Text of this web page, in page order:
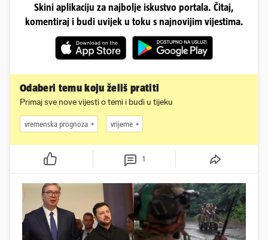
Skini aplikaciju za najbolje iskustvo portala. Čitaj,
komentiraj i budi uvijek u toku s najnovijim vijestima.
Odaberi temu koju želiš pratiti
Primaj sve nove vijesti o temi i budi u tijeku
vremenska prognoza vrijeme
1